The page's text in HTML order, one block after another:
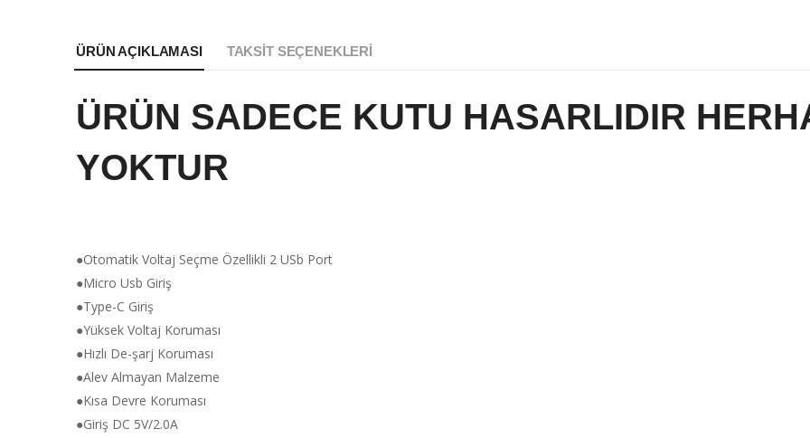
ÜRÜN AÇIKLAMASI TAKSIT SEÇENEKLERI
ÜRÜN SADECE KUTU HASARLIDIR
YOKTUR
●Otomatik Voltaj Seçme Özellikli 2 USb Port
●Micro Usb Giriş
●Type-C Giriş
●Yüksek Voltaj Koruması
●Hızlı De-şarj Koruması
●Alev Almayan Malzeme
●Kısa Devre Koruması
●Giriş DC 5V/2.0A